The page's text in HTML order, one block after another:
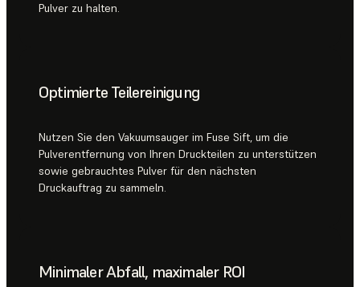
Pulver zu halten.
Optimierte Teilereinigung
Nutzen Sie den Vakuumsauger im Fuse Sift, um die
Pulverentfernung von Ihren Druckteilen zu unterstützen
sowie gebrauchtes Pulver für den nächsten
Druckauftrag zu sammeln.
Minimaler Abfall, maximaler ROI